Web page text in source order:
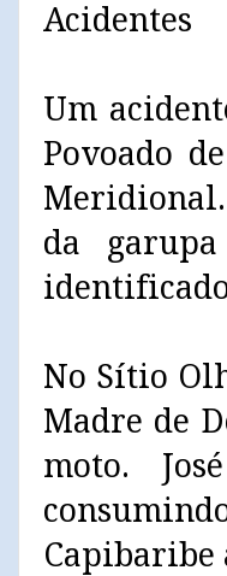
Acidentes
Um
Povoado
Meridional.
da
No Sítio
Madre de
moto.
Capibaribe